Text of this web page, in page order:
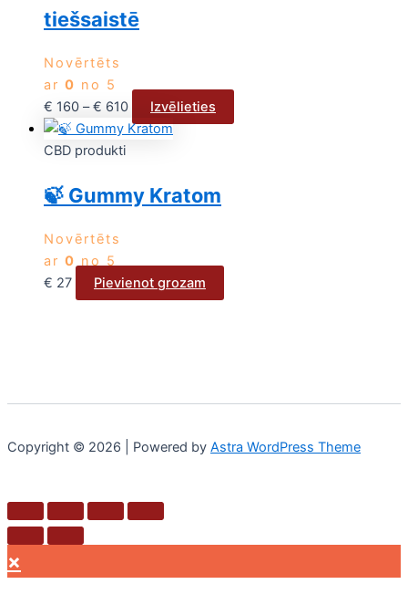
tiešsaistē
Novērtēts
ar 0 no 5
€ 160 – € 610 Izvēlieties
CBD produkti
🍃 Gummy Kratom
Novērtēts
ar 0 no 5
€ 27 Pievienot grozam
Copyright © 2026 | Powered by Astra WordPress Theme
×